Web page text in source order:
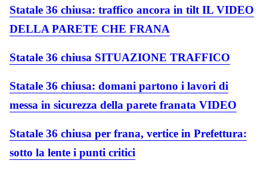
Statale 36 chiusa: traffico ancora in tilt IL VIDEO
DELLA PARETE CHE FRANA
Statale 36 chiusa SITUAZIONE TRAFFICO
Statale 36 chiusa: domani partono i lavori di
messa in sicurezza della parete franata VIDEO
Statale 36 chiusa per frana, vertice in Prefettura:
sotto la lente i punti critici